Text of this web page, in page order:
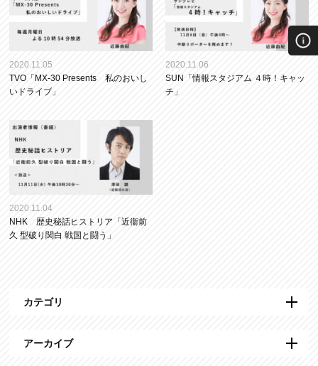
2020.11.05
TVO「MX-30 Presents 私のおいし
いドライブ」
2020.11.06
SUN「情報スタジアム ４時！キャッ
チ」
2020.11.04
NHK 歴史秘話ヒストリア「近衞前
久 型破り関白 戦国と闘う」
カテゴリ
アーカイブ